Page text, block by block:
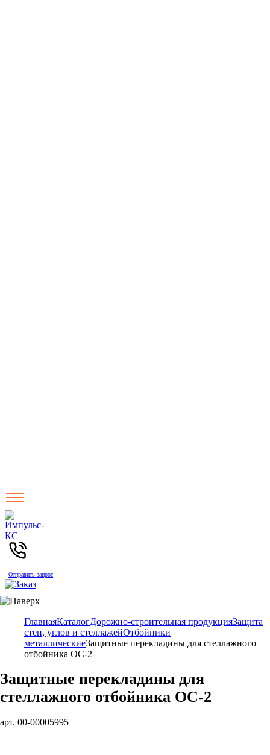
Отправить запрос
ГлавнаяКаталогДорожно-строительная продукцияЗащита
стен, углов и стеллажейОтбойники
металлическиеЗащитные перекладины для стеллажного
отбойника ОС-2
Защитные перекладины для
стеллажного отбойника ОС-2
арт. 00-00005995